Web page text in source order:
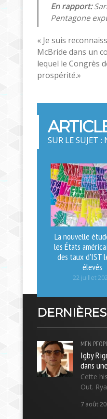
En rapport:
Pentagone
« Je suis
McBride dans un
lequel le Congrès
prospérité.»
SUR LE SUJET :
La nouvelle
les États
des taux d'IST
élevés
22 juillet
MEN
Igby
dans
Cette
Out.
7 août